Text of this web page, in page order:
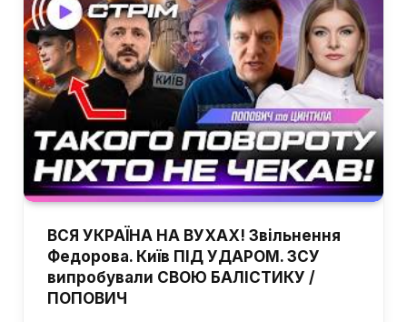
ВСЯ УКРАЇНА НА ВУХАХ! Звільнення
Федорова. Київ ПІД УДАРОМ. ЗСУ
випробували СВОЮ БАЛІСТИКУ /
ПОПОВИЧ